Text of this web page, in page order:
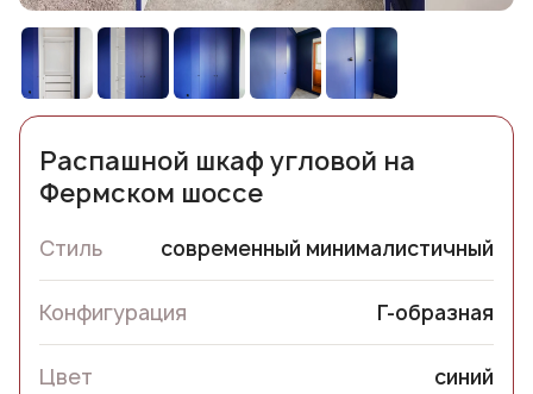
Распашной шкаф угловой на
Фермском шоссе
Стиль современный минималистичный
Конфигурация Г-образная
Цвет синий